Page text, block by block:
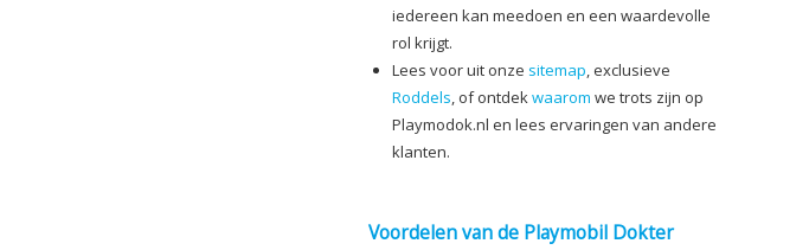
iedereen kan meedoen en een waardevolle
rol krijgt.
Lees voor uit onze sitemap, exclusieve
Roddels, of ontdekwaarom we trots zijn op
Playmodok.nl en lees ervaringen van andere
klanten.
Voordelen van de Playmobil Dokter